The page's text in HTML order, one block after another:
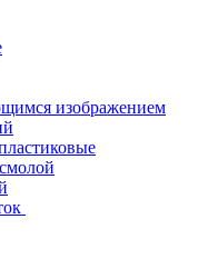
изображением